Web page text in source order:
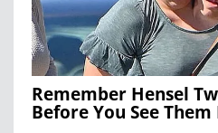
Remember Hensel
Before You See